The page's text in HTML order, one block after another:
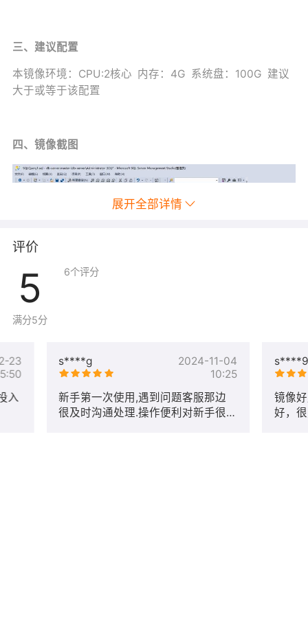
三、建议配置
本镜像环境：CPU:2核心 内存：4G 系统盘：100G 建议
大于或等于该配置
四、镜像截图
展开全部详情
评价
5
满分5分
6个评分
s****g
2024-11-04
10:25
新手第一次使用,遇到问题客服那边
很及时沟通处理.操作便利对新手很
s****9
镜像
好，
23
入